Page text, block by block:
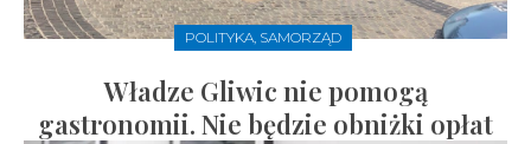
POLITYKA, SAMORZĄD
Władze Gliwic nie pomogą
gastronomii. Nie będzie obniżki opłat